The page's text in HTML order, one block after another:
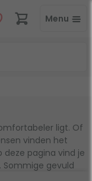
Menu
ligt. Of
vinden het
pagina vind je
Sommige gevuld